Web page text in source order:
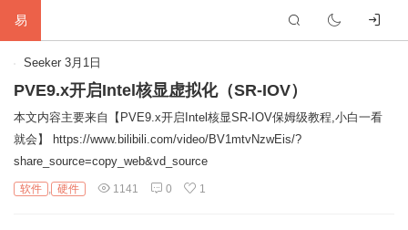
易
首
网
软
Seeker 3月1日
PVE9.x开启Intel核显虚拟化（SR-IOV）
本文内容主要来自【PVE9.x开启Intel核显SR-IOV保姆级教程,小白一看
就会】 https://www.bilibili.com/video/BV1mtvNzwEis/?
share_source=copy_web&vd_source
软件 , 硬件 1141 0 1